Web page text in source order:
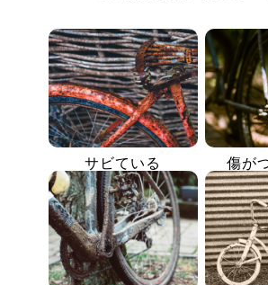
サビている 傷が